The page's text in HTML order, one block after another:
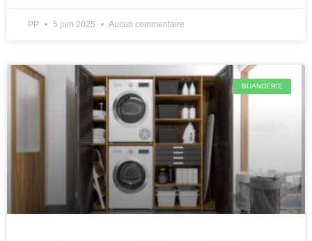
PP 5 juin 2025 Aucun commentaire
BUANDERIE